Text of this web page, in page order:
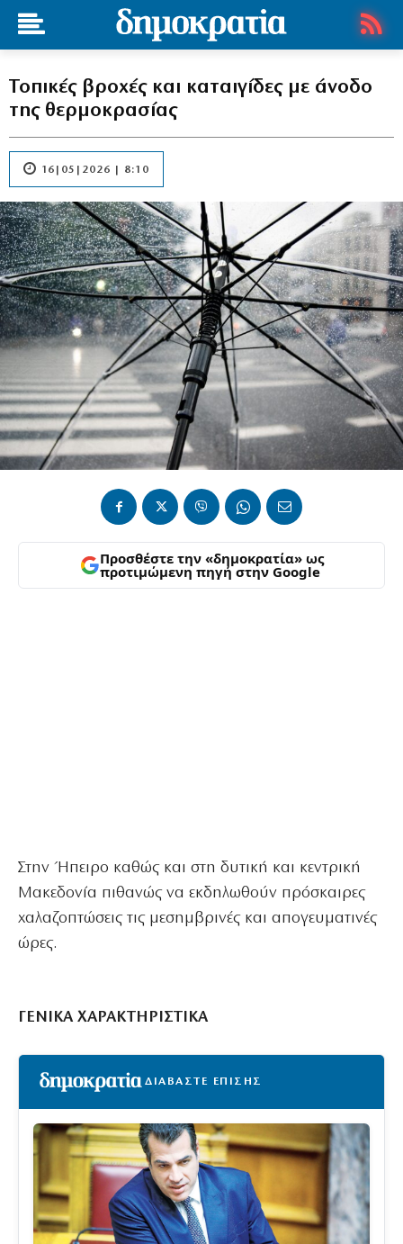
Τοπικές βροχές και καταιγίδες με άνοδο
της θερμοκρασίας
16|05|2026 | 8:10
Προσθέστε την «δημοκρατία» ως
προτιμώμενη πηγή στην Google
Στην Ήπειρο καθώς και στη δυτική και κεντρική
Μακεδονία πιθανώς να εκδηλωθούν πρόσκαιρες
χαλαζοπτώσεις τις μεσημβρινές και απογευματινές
ώρες.
ΓΕΝΙΚΑ ΧΑΡΑΚΤΗΡΙΣΤΙΚΑ
ΔΙΑΒΑΣΤΕ ΕΠΙΣΗΣ